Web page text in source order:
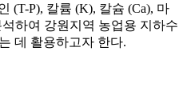
(T-P), 칼륨 (K), 칼슘 (Ca), 마
하여 강원지역 농업용 지하수
데 활용하고자 한다.